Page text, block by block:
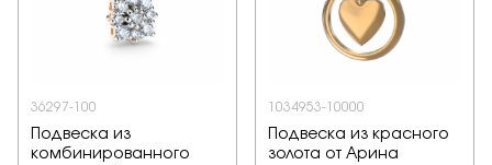
36297-100
Подвеска из
комбинированного
1034953-10000
Подвеска из красного
золота от Арина